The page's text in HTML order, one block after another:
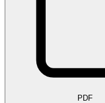
PDF